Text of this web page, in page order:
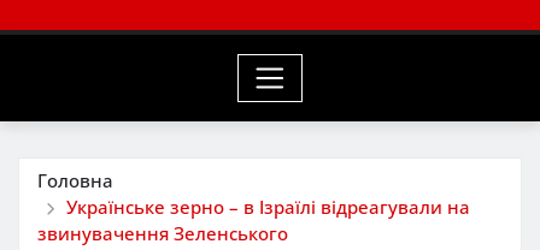
Головна
Українське зерно – в Ізраїлі відреагували на
звинувачення Зеленського